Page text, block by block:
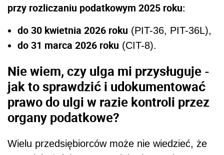
przy rozliczaniu podatkowym 2025 roku:
do 30 kwietnia 2026 roku (PIT-36, PIT-36L),
do 31 marca 2026 roku (CIT-8).
Nie wiem, czy ulga mi przysługuje -
jak to sprawdzić i udokumentować
prawo do ulgi w razie kontroli przez
organy podatkowe?
Wielu przedsiębiorców może nie wiedzieć, że